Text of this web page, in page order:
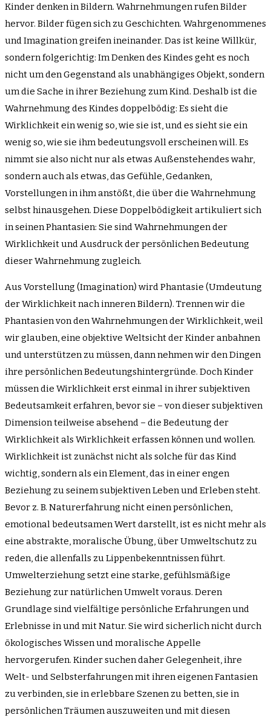
Kinder denken in Bildern. Wahrnehmungen rufen Bilder
hervor. Bilder fügen sich zu Geschichten. Wahrgenommenes
und Imagination greifen ineinander. Das ist keine Willkür,
sondern folgerichtig: Im Denken des Kindes geht es noch
nicht um den Gegenstand als unabhängiges Objekt, sondern
um die Sache in ihrer Beziehung zum Kind. Deshalb ist die
Wahrnehmung des Kindes doppelbödig: Es sieht die
Wirklichkeit ein wenig so, wie sie ist, und es sieht sie ein
wenig so, wie sie ihm bedeutungsvoll erscheinen will. Es
nimmt sie also nicht nur als etwas Außenstehendes wahr,
sondern auch als etwas, das Gefühle, Gedanken,
Vorstellungen in ihm anstößt, die über die Wahrnehmung
selbst hinausgehen. Diese Doppelbödigkeit artikuliert sich
in seinen Phantasien: Sie sind Wahrnehmungen der
Wirklichkeit und Ausdruck der persönlichen Bedeutung
dieser Wahrnehmung zugleich.
Aus Vorstellung (Imagination) wird Phantasie (Umdeutung
der Wirklichkeit nach inneren Bildern). Trennen wir die
Phantasien von den Wahrnehmungen der Wirklichkeit, weil
wir glauben, eine objektive Weltsicht der Kinder anbahnen
und unterstützen zu müssen, dann nehmen wir den Dingen
ihre persönlichen Bedeutungshintergründe. Doch Kinder
müssen die Wirklichkeit erst einmal in ihrer subjektiven
Bedeutsamkeit erfahren, bevor sie – von dieser subjektiven
Dimension teilweise absehend – die Bedeutung der
Wirklichkeit als Wirklichkeit erfassen können und wollen.
Wirklichkeit ist zunächst nicht als solche für das Kind
wichtig, sondern als ein Element, das in einer engen
Beziehung zu seinem subjektiven Leben und Erleben steht.
Bevor z. B. Naturerfahrung nicht einen persönlichen,
emotional bedeutsamen Wert darstellt, ist es nicht mehr als
eine abstrakte, moralische Übung, über Umweltschutz zu
reden, die allenfalls zu Lippenbekenntnissen führt.
Umwelterziehung setzt eine starke, gefühlsmäßige
Beziehung zur natürlichen Umwelt voraus. Deren
Grundlage sind vielfältige persönliche Erfahrungen und
Erlebnisse in und mit Natur. Sie wird sicherlich nicht durch
ökologisches Wissen und moralische Appelle
hervorgerufen. Kinder suchen daher Gelegenheit, ihre
Welt- und Selbsterfahrungen mit ihren eigenen Fantasien
zu verbinden, sie in erlebbare Szenen zu betten, sie in
persönlichen Träumen auszuweiten und mit diesen